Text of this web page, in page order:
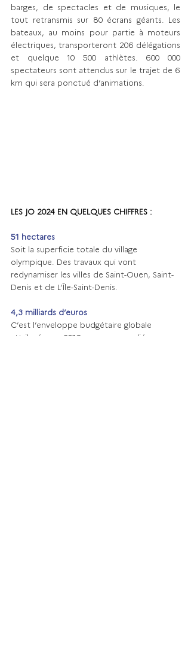
barges, de spectacles et de musiques, le
tout retransmis sur 80 écrans géants. Les
bateaux, au moins pour partie à moteurs
électriques, transporteront 206 délégations
et quelque 10 500 athlètes. 600 000
spectateurs sont attendus sur le trajet de 6
km qui sera ponctué d’animations.
LES JO 2024 EN QUELQUES CHIFFRES :
51 hectares
Soit la superficie totale du village
olympique. Des travaux qui vont
redynamiser les villes de Saint-Ouen, Saint-
Denis et de L’Île-Saint-Denis.
4,3 milliards d’euros
C’est l’enveloppe budgétaire globale
attribuée, en 2016, aux ouvrages liés aux